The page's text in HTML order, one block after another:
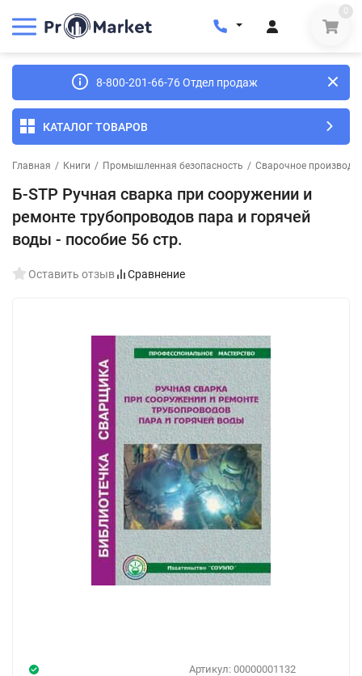
0
8-800-201-66-76 Отдел продаж
КАТАЛОГ ТОВАРОВ
Главная / Книги / Промышленная безопасность / Сварочное
Б-STP Ручная сварка при сооружении и
ремонте трубопроводов пара и горячей
воды - пособие 56 стр.
Оставить отзыв Сравнение
Артикул: 00000001132